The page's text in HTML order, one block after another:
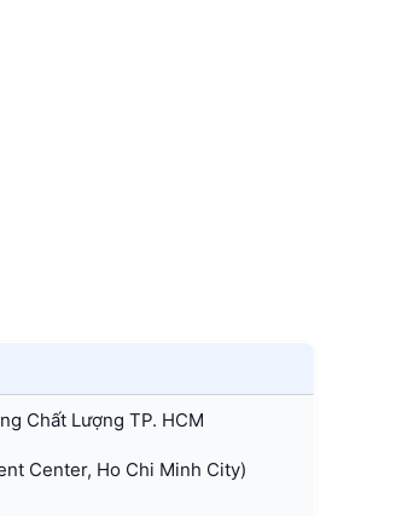
Chất Lượng TP. HCM
Center, Ho Chi Minh City)